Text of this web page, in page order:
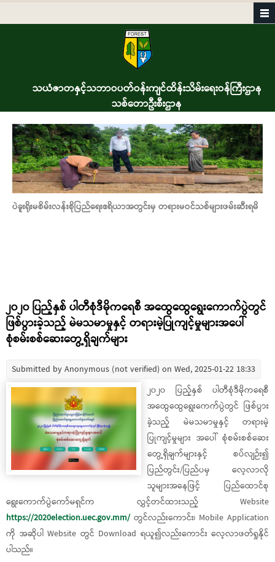
သယံဇာတနှင့်သဘာဝပတ်ဝန်းကျင်ထိန်းသိမ်းရေးဝန်ကြီးဌာန
သစ်တောဦးစီးဌာန
ပဲခူးရိုးမစိမ်းလန်းစိုပြည်ရေးဧရိယာအတွင်းမှ တရားမဝင်သစ်များဖမ်းဆီးရမိ
၂၀၂၀ ပြည့်နှစ် ပါတီစုံဒီမိုကရေစီ အထွေထွေရွေးကောက်ပွဲတွင်
ဖြစ်ပွားခဲ့သည့် မဲမသမာမှုနှင့် တရားမဲ့ပြုကျင့်မှုများအပေါ်
စုံစမ်းစစ်ဆေးတွေ့ရှိချက်များ
Submitted byAnonymous (not verified) on Wed, 2025-01-22 18:33
၂၀၂၀ ပြည့်နှစ် ပါတီစုံဒီမိုကရေစီ
အထွေထွေရွေးကေက်ပွဲတွင် ဖြစ်ပွား
ခဲ့သည့် မဲမသမာမှုနှင့် တရားမဲ့
ပြုကျင့်မှုများ အပေါ် စုံစမ်းစစ်ဆေး
တွေ့ရှိချက်များနှင့် စပ်လျဉ်း၍
ပြည်တွင်း/ပြည်ပမှ လေ့လာလို
သူများအနေဖြင့် ပြည်ထောင်စု
ရွေးကောက်ပွဲကော်မရှင်က လွှင့်တင်ထားသည့် Website
https://2020election.uec.gov.mm/တွင်လည်းကောင်း၊ Mobile Application
ကို အဆိုပါ Website တွင် Download ရယူ၍လည်းကောင်း လေ့လာဖတ်ရှုနိုင်
ပါသည်။